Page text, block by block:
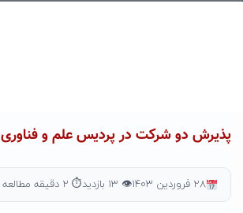
پذیرش دو شرکت در پردیس علم و فناوری
۲۸ فروردین ۱۴۰۳ 👁 ۱۳ بازدید ⏱ ۲ دقیقه مطالعه